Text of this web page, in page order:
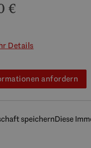
€
Details
anfordern
speichernDiese